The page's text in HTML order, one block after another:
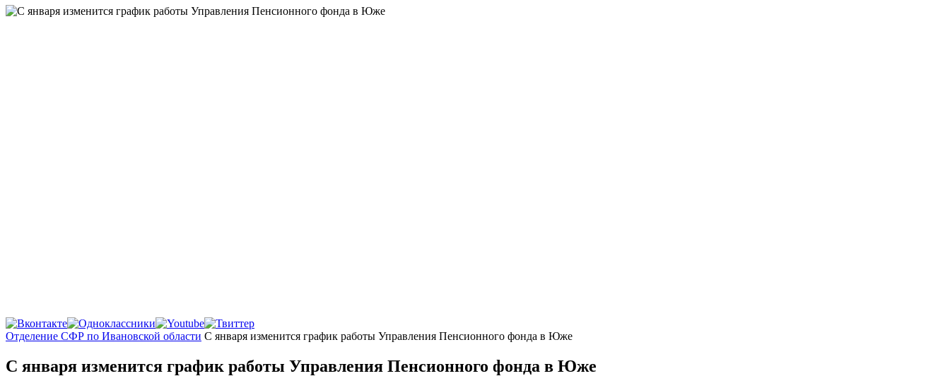
Главная
Отделение СФР по Ивановской области С января изменится график работы Управления Пенсионного фонда в Юже
С января изменится график работы Управления Пенсионного фонда в Юже